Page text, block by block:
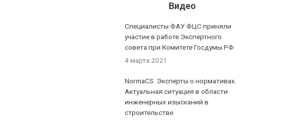
Видео
Специалисты ФАУ ФЦС приняли
участие в работе Экспертного
совета при Комитете Госдумы РФ
4 марта 2021
NormaCS. Эксперты о нормативах.
Актуальная ситуация в области
инженерных изысканий в
строительстве